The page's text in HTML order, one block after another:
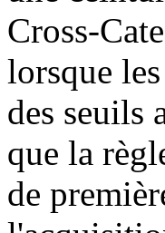
Cross-
lorsque
des seuils
que la
de